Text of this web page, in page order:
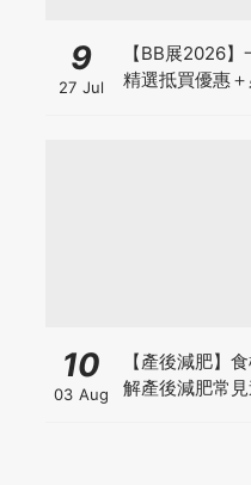
9
27 Jul
【BB展2026】
精選抵買優惠
10
03 Aug
【產後減肥】
解產後減肥常